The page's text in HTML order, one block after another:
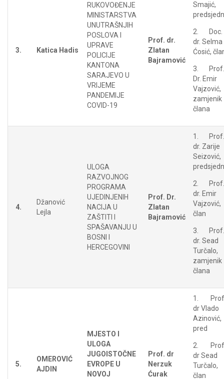
3. Katica Hadis
RUKOVOĐENJE
MINISTARSTVA
UNUTRAŠNJIH
POSLOVA I
UPRAVE
POLICIJE
KANTONA
SARAJEVO U
VRIJEME
PANDEMIJE
COVID-19
Prof. dr.
Zlatan
Bajramović
Smajić,
2. Doc.
dr. Selma
Ćosić,
3. Prof.
Dr. Emir
Vajzović,
zamjenik
člana
4.
Džanović
Lejla
ULOGA
RAZVOJNOG
PROGRAMA
UJEDINJENIH
NACIJA U
ZAŠTITI I
SPAŠAVANJU U
BOSNI I
HERCEGOVINI
Prof. Dr.
Zlatan
Bajramović
1. Prof.
dr. Zarije
Seizović,
2. Prof.
dr. Emir
Vajzović,
član
3. Prof.
dr. Sead
Turčalo,
zamjenik
člana
5.
OMEROVIĆ
AJDIN
MJESTO I
ULOGA
JUGOISTOČNE
EVROPE U
NOVOJ
Prof. dr
Nerzuk
Ćurak
1.
dr Vlado
Azinović,
pred
2.
dr Sead
Turčalo,
član